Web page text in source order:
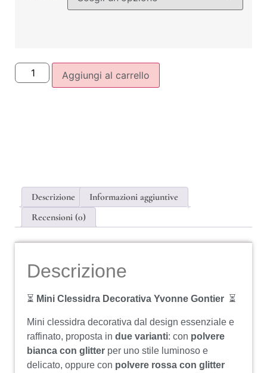
Aggiungi al carrello
Descrizione
Informazioni aggiuntive
Recensioni (0)
Descrizione
⏳ Mini Clessidra Decorativa Yvonne Gontier ⏳
Mini clessidra decorativa dal design essenziale e
raffinato, proposta in due varianti: con polvere
bianca con glitter per uno stile luminoso e
delicato, oppure con polvere rossa con glitter